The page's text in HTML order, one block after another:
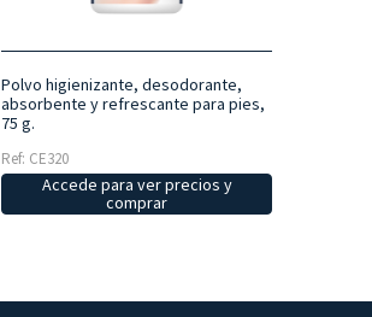
Polvo higienizante, desodorante,
absorbente y refrescante para pies,
75 g.
Ref: CE320
Accede para ver precios y
comprar